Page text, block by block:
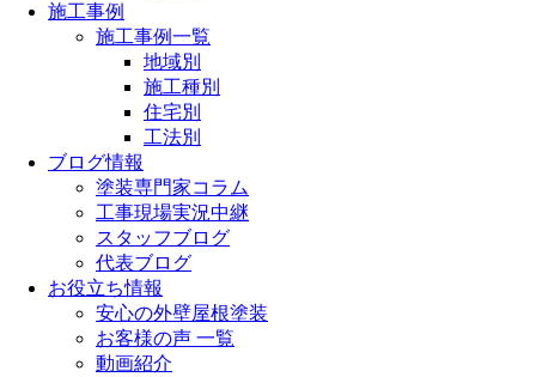
施工事例
施工事例一覧
地域別
施工種別
住宅別
工法別
ブログ情報
塗装専門家コラム
工事現場実況中継
スタッフブログ
代表ブログ
お役立ち情報
安心の外壁屋根塗装
お客様の声 一覧
動画紹介